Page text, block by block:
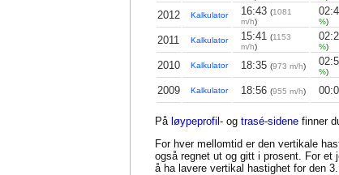
2012 Kalkulator 16:43 (1081
m/h)
%)
2011 Kalkulator 15:41 (1153
m/h)
%)
2010 Kalkulator 18:35 (973 m/h)
%)
2009 Kalkulator 18:56 (955 m/h)
På løypeprofil- og trasé-sidene finner
For hver mellomtid er den vertikale
også regnet ut og gitt i prosent. For et
å ha lavere vertikal hastighet for den